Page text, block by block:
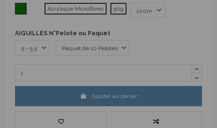
Acrylique Microfibres
50g
AIGUILLES N°Pelote ou Paquet
Ajouter au panier